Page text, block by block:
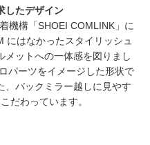
したデザイン
機構「SHOEI COMLINK」に
にはなかったスタイリッシュ
メットへの一体感を図りまし
パーツをイメージした形状で
、バックミラー越しに見やす
だわっています。